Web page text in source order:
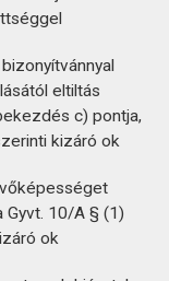
eltiltás
c) pontja,
kizáró ok
Gyvt. 10/A § (1)
ok